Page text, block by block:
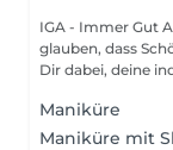
IGA - Immer Gut
glauben, dass
Dir dabei, deine
Maniküre
Maniküre mit